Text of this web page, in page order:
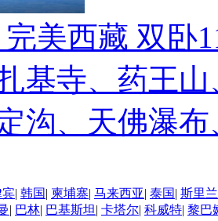
完美西藏 双
基寺、药王
沟、天佛瀑布
宾| 韩国| 柬埔寨| 马来西亚| 泰国| 斯里
| 巴林| 巴基斯坦 | 卡塔尔| 科威特| 黎巴